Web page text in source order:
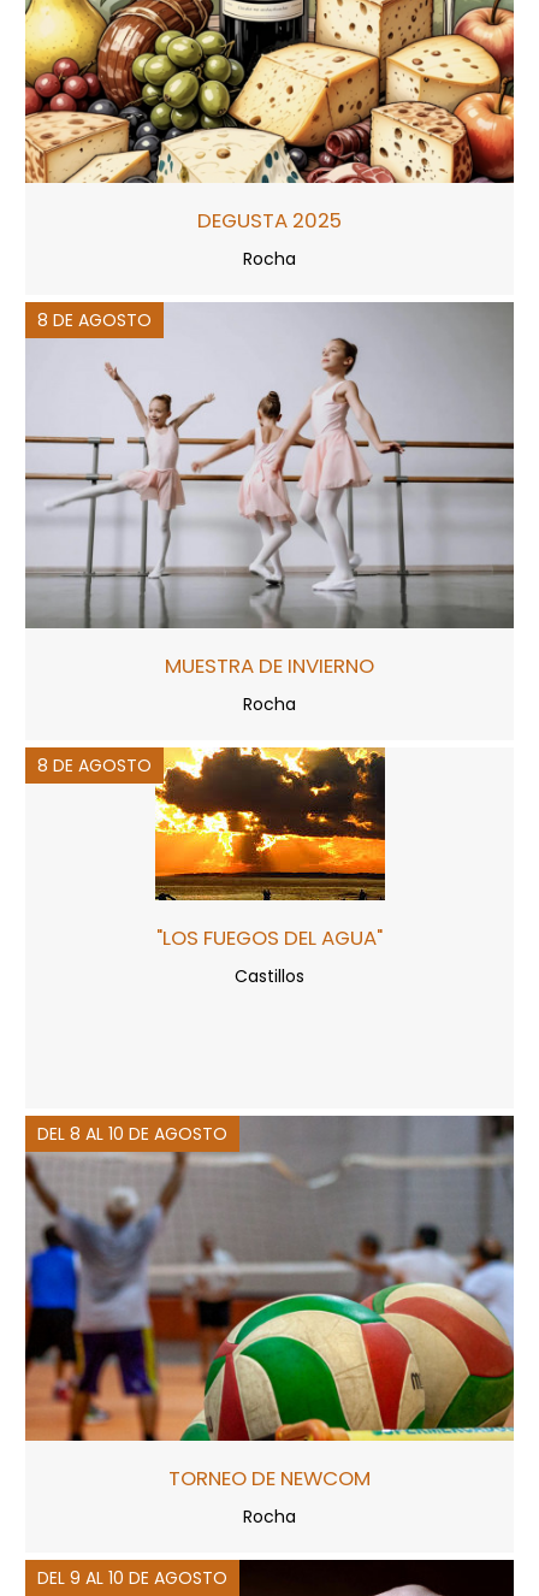
DEGUSTA 2025
Rocha
8 DE AGOSTO
MUESTRA DE INVIERNO
Rocha
8 DE AGOSTO
"LOS FUEGOS DEL AGUA"
Castillos
DEL 8 AL 10 DE AGOSTO
TORNEO DE NEWCOM
Rocha
DEL 9 AL 10 DE AGOSTO